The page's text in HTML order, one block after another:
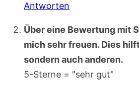
Antworten
Über eine Bewertung mit
mich sehr freuen. Dies
sondern auch anderen.
5-Sterne = "sehr gut"